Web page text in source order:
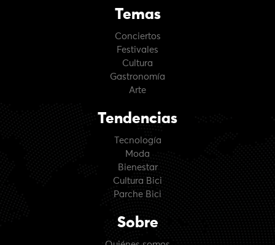
Temas
Conciertos
Festivales
Cultura
Gastronomía
Arte
Tendencias
Tecnología
Moda
Bienestar
Cultura Bici
Parche Bici
Sobre